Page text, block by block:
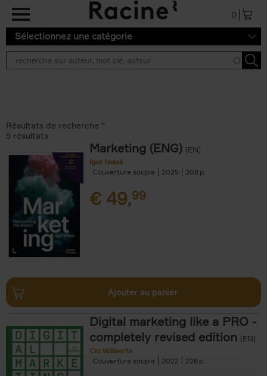
Aller au contenu principal
0
Sélectionnez une catégorie
Résultats de recherche ''
5 résultats
Marketing (ENG) (EN)
Igor Nowé
Couverture souple
2025 208
€ 49,99
Ajouter au panier
Digital marketing like a PRO -
completely revised edition (EN)
Clo Willaerts
Couverture souple
2022 226